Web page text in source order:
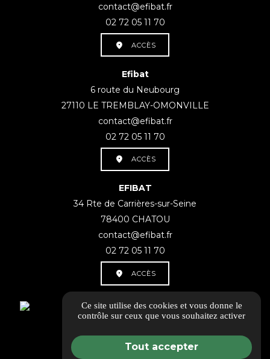
contact@efibat.fr
02 72 05 11 70
ACCÈS
Efibat
6 route du Neubourg
27110 LE TREMBLAY-OMONVILLE
contact@efibat.fr
02 72 05 11 70
ACCÈS
EFIBAT
34 Rte de Carrières-sur-Seine
78400 CHATOU
contact@efibat.fr
02 72 05 11 70
ACCÈS
Retrouvez-nous sur nos rÃ©seaux sociaux
Ce site utilise des cookies et vous donne le
contrôle sur ceux que vous souhaitez activer
Tout accepter